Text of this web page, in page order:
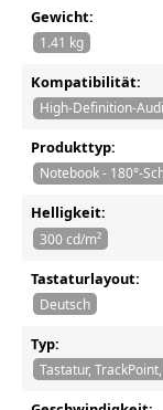
Gewicht:
1.41 kg
Kompatibilität:
High-Definition-
Produkttyp:
Notebook - 180°-
Helligkeit:
300 cd/m²
Tastaturlayout:
Deutsch
Typ:
Tastatur,